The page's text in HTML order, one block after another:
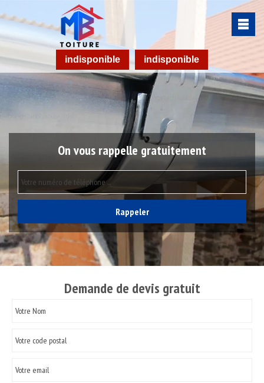
indisponible indisponible
On vous rappelle gratuitement
Demande de devis gratuit